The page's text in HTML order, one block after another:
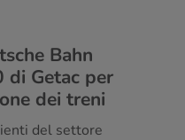
Bahn
di Getac per
dei treni
del settore